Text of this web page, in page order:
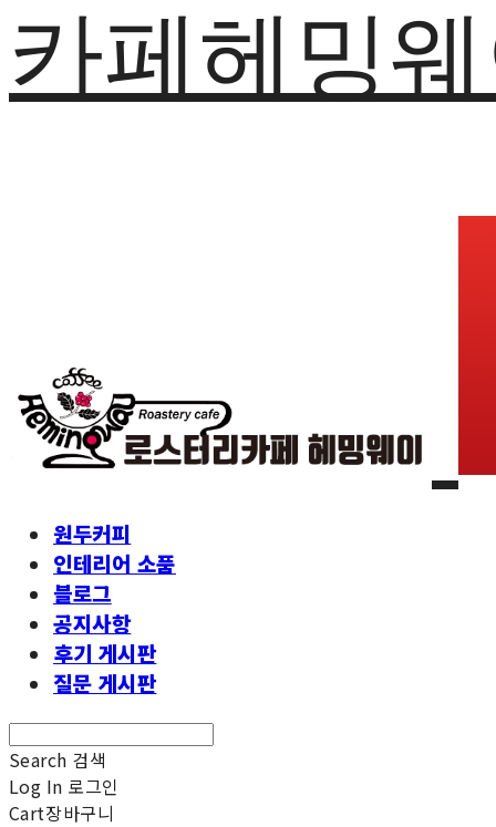
카페헤밍
원두커피
인테리어 소품
블로그
공지사항
후기 게시판
질문 게시판
Search 검색
Log In 로그인
Cart장바구니